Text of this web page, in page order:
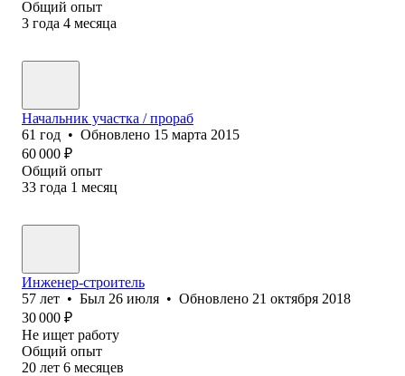
Общий опыт
3 года 4 месяца
Начальник участка / прораб
61 год • Обновлено 15 марта 2015
60 000 ₽
Общий опыт
33 года 1 месяц
Инженер-строитель
57 лет • Был 26 июля • Обновлено 21 октября 2018
30 000 ₽
Не ищет работу
Общий опыт
20 лет 6 месяцев